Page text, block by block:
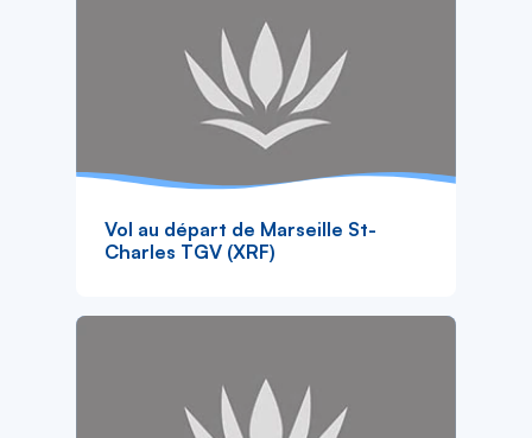
Vol au départ de Marseille St-
Charles TGV (XRF)